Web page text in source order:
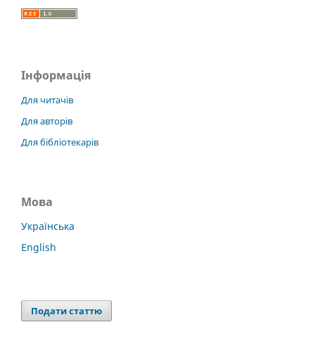
Інформація
Для читачів
Для авторів
Для бібліотекарів
Мова
Українська
English
Подати статтю